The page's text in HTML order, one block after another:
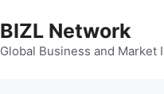
BIZL Network
Global Business and Market